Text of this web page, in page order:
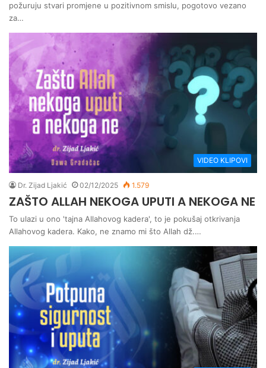
požuruju stvari promjene u pozitivnom smislu, pogotovo vezano
za…
VIDEO KLIPOVI
Dr. Zijad Ljakić 02/12/2025 1.579
ZAŠTO ALLAH NEKOGA UPUTI A NEKOGA NE
To ulazi u ono 'tajna Allahovog kadera', to je pokušaj otkrivanja
Allahovog kadera. Kako, ne znamo mi što Allah dž.…